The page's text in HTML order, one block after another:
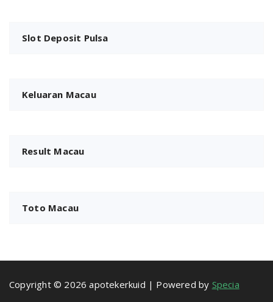
Slot Deposit Pulsa
Keluaran Macau
Result Macau
Toto Macau
Copyright © 2026 apotekerkuid | Powered by Specia